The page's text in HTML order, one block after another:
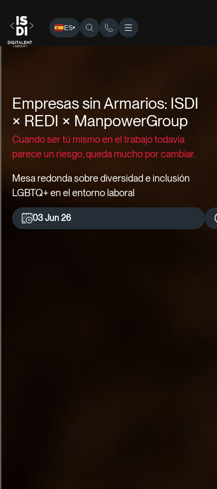
ES▾
ISDI› Eventos› Empresas sin Armarios: ISDI × REDI ×
Empresas sin Armarios: ISDI
× REDI × ManpowerGroup
Cuando ser tú mismo en el trabajo todavía
parece un riesgo, queda mucho por cambiar.
Mesa redonda sobre diversidad e inclusión
LGBTQ+ en el entorno laboral
03 Jun 26